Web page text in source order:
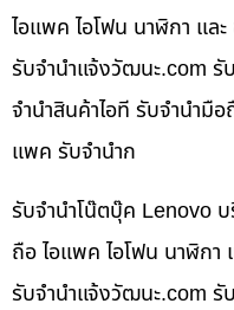
ไอแพค ไอโฟน นาฬิกา แล
รับจํานําแจ้งวัฒนะ.com รั
จำนำสินค้าไอที รับจำนำมื
แพค รับจำนำก
รับจำนำโน๊ตบุ๊ค Lenovo
ถือ ไอแพค ไอโฟน นาฬิกา
รับจํานําแจ้งวัฒนะ.com รั